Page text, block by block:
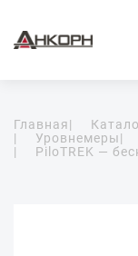
Главная|
|
Уровнемеры|
|
PiloTREK —